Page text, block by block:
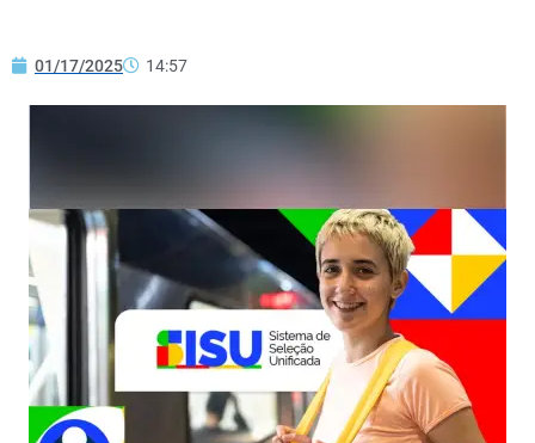
01/17/2025 14:57